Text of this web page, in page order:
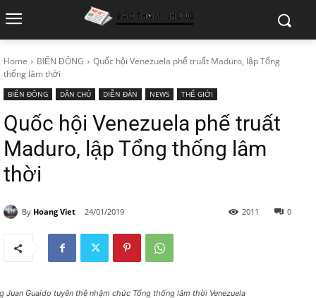
Home BIỂN ĐÔNG
Quốc hội Venezuela phế truất Maduro, lập Tổng
thống lâm thời
BIỂN ĐÔNG DÂN CHỦ DIỄN ĐÀN NEWS THẾ GIỚI
Quốc hội Venezuela phế truất
Maduro, lập Tổng thống lâm
thời
By Hoang Viet 24/01/2019 0
2011
Juan Guaido tuyên thệ nhậm chức Tổng thống lâm thời Venezuela